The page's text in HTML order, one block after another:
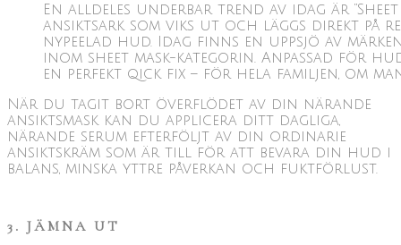
En alldeles underbar trend av idag är ”Sheet
ansiktsark som viks ut och läggs direkt på
nypeelad hud. Idag finns en uppsjö av
inom sheet mask-kategorin. Anpassad för
en perfekt qick fix – för hela familjen, om
När du tagit bort överflödet av din närande
ansiktsmask kan du applicera ditt dagliga,
närande serum efterföljt av din ordinarie
ansiktskräm som är till för att bevara din hud i
balans, minska yttre påverkan och fuktförlust.
3. JÄMNA UT